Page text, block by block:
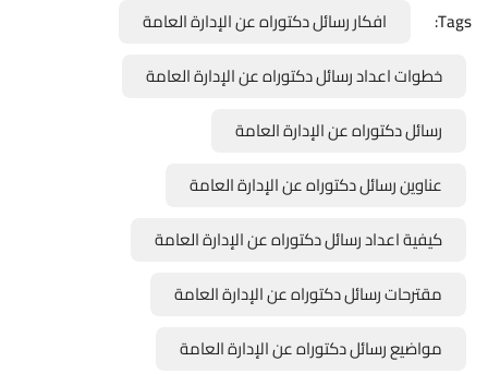
Tags:
افكار رسائل دكتوراه عن الإدارة العامة
خطوات اعداد رسائل دكتوراه عن الإدارة العامة
رسائل دكتوراه عن الإدارة العامة
عناوين رسائل دكتوراه عن الإدارة العامة
كيفية اعداد رسائل دكتوراه عن الإدارة العامة
مقترحات رسائل دكتوراه عن الإدارة العامة
مواضيع رسائل دكتوراه عن الإدارة العامة